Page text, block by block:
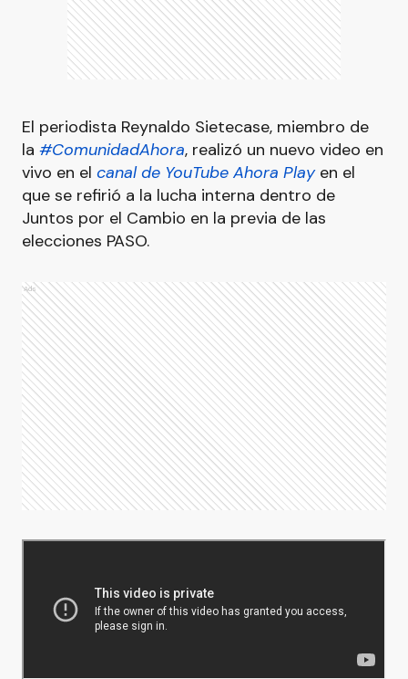
El periodista Reynaldo Sietecase, miembro de
la #ComunidadAhora, realizó un nuevo video en
vivo en el canal de YouTube Ahora Playen el
que se refirió a la lucha interna dentro de
Juntos por el Cambio en la previa de las
elecciones PASO.
Ads